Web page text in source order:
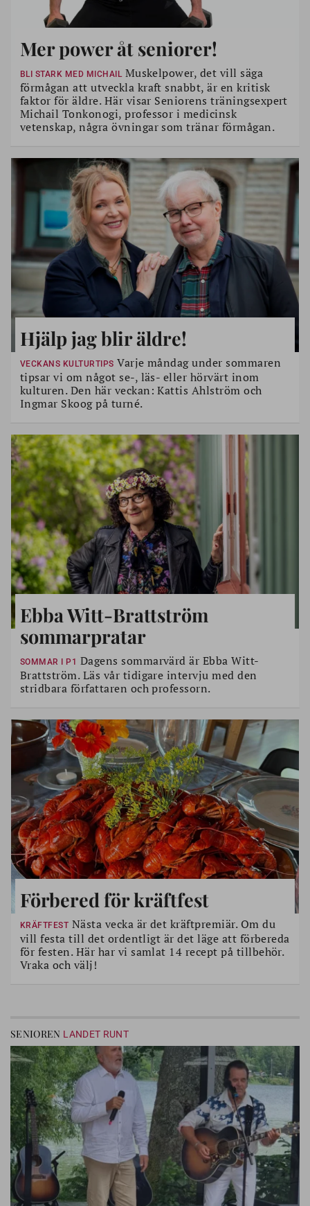
Mer power åt seniorer!
BLI STARK MED MICHAILMuskelpower, det vill säga
förmågan att utveckla kraft snabbt, är en kritisk
faktor för äldre. Här visar Seniorens träningsexpert
Michail Tonkonogi, professor i medicinsk
vetenskap, några övningar som tränar förmågan.
Hjälp jag blir äldre!
VECKANS KULTURTIPS Varje måndag under sommaren
tipsar vi om något se-, läs- eller hörvärt inom
kulturen. Den här veckan: Kattis Ahlström och
Ingmar Skoog på turné.
Ebba Witt-Brattström
sommarpratar
SOMMAR I P1 Dagens sommarvärd är Ebba Witt-
Brattström. Läs vår tidigare intervju med den
stridbara författaren och professorn.
Förbered för kräftfest
KRÄFTFEST Nästa vecka är det kräftpremiär. Om du
vill festa till det ordentligt är det läge att förbereda
för festen. Här har vi samlat 14 recept på tillbehör.
Vraka och välj!
SENIOREN LANDET RUNT